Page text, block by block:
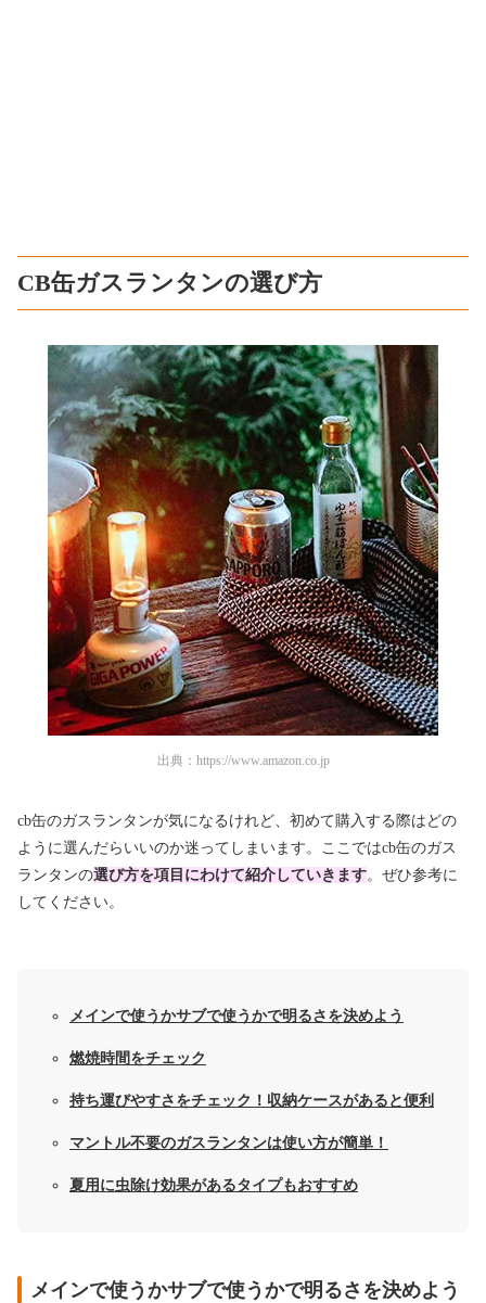
CB缶ガスランタンの選び方
出典： https://www.amazon.co.jp
cb缶のガスランタンが気になるけれど、初めて購入する際はどの
ように選んだらいいのか迷ってしまいます。ここではcb缶のガス
ランタンの選び方を項目にわけて紹介していきます。ぜひ参考に
してください。
メインで使うかサブで使うかで明るさを決めよう
燃焼時間をチェック
持ち運びやすさをチェック！収納ケースがあると便利
マントル不要のガスランタンは使い方が簡単！
夏用に虫除け効果があるタイプもおすすめ
メインで使うかサブで使うかで明るさを決めよう